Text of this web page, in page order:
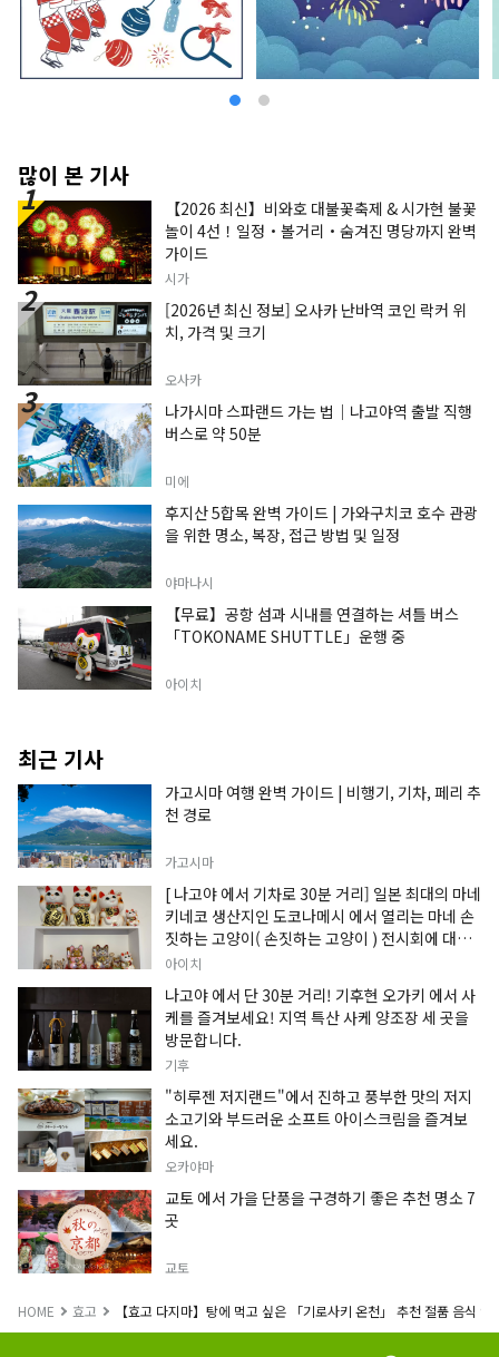
많이 본 기사
【2026 최신】비와호 대불꽃축제 & 시가현 불꽃
놀이 4선！일정・볼거리・숨겨진 명당까지 완벽
가이드
시가
[2026년 최신 정보] 오사카 난바역 코인 락커 위
치, 가격 및 크기
오사카
나가시마 스파랜드 가는 법｜나고야역 출발 직행
버스로 약 50분
미에
후지산 5합목 완벽 가이드 | 가와구치코 호수 관광
을 위한 명소, 복장, 접근 방법 및 일정
야마나시
【무료】공항 섬과 시내를 연결하는 셔틀 버스
「TOKONAME SHUTTLE」운행 중
아이치
최근 기사
가고시마 여행 완벽 가이드 | 비행기, 기차, 페리 추
천 경로
가고시마
[ 나고야 에서 기차로 30분 거리] 일본 최대의 마네
키네코 생산지인 도코나메시 에서 열리는 마네 손
짓하는 고양이( 손짓하는 고양이 ) 전시회에 대한
정보입니다.
아이치
나고야 에서 단 30분 거리! 기후현 오가키 에서 사
케를 즐겨보세요! 지역 특산 사케 양조장 세 곳을
방문합니다.
기후
"히루젠 저지랜드"에서 진하고 풍부한 맛의 저지
소고기와 부드러운 소프트 아이스크림을 즐겨보
세요.
오카야마
교토 에서 가을 단풍을 구경하기 좋은 추천 명소 7
곳
교토
HOME 효고 【효고 다지마】탕에 먹고 싶은 「기로사키 온천」 추천 절품 음식 9